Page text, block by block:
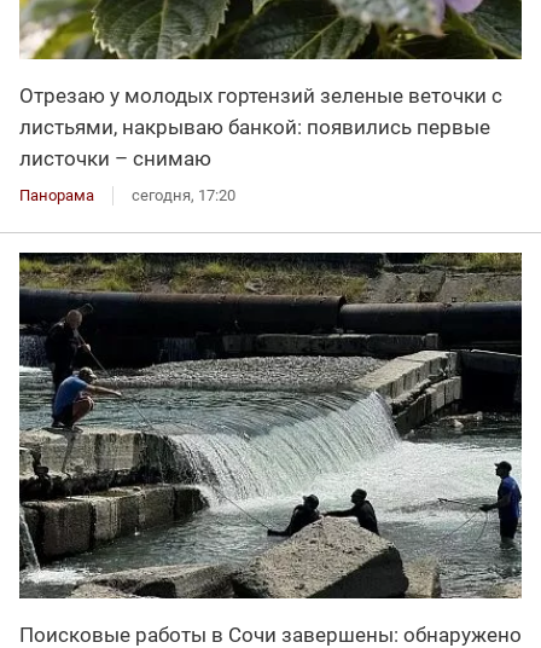
Отрезаю у молодых гортензий зеленые веточки с
листьями, накрываю банкой: появились первые
листочки – снимаю
Панорама сегодня, 17:20
Поисковые работы в Сочи завершены: обнаружено